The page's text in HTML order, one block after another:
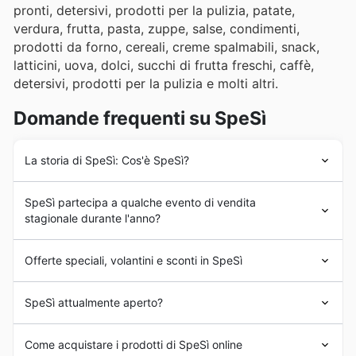
pronti, detersivi, prodotti per la pulizia, patate,
verdura, frutta, pasta, zuppe, salse, condimenti,
prodotti da forno, cereali, creme spalmabili, snack,
latticini, uova, dolci, succhi di frutta freschi, caffè,
detersivi, prodotti per la pulizia e molti altri.
Domande frequenti su SpeSì
La storia di SpeSì: Cos'è SpeSì?
2010 in Italia. L'azienda ha lanciato anche marchi
proprietari, come Sapori D'Autore, con la forte volontà di
essere attenta alla territorialità dei prodotti offerti. Negli
anni successivi, SpeSìha continuato a operare sul
territorio con grande successo, aprendo diversi punti
SpeSì partecipa a qualche evento di vendita
stagionale durante l'anno?
promozioni stagionali e a ricorrenze chiave durante tutto
l'anno per offrire ai propri clientiofferte imperdibilie
sconti settimanali . Oltre alle classiche promozioni
legate alle stagioni come i saldi primaverili e i saldi estivi,
Fridaye il periodo delNatale eCapodanno
Offerte speciali, volantini e sconti in SpeSì
gestisce attualmente più di 20 filiali in tutta la regione.
SpeSì attualmente aperto?
sabato dalle 8:30 alle 20:30. La domenica, la maggior
Come acquistare i prodotti di SpeSì online